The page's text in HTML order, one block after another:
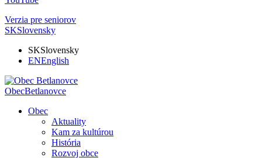
Verzia pre seniorov
SKSlovensky
SKSlovensky
ENEnglish
ObecBetlanovce
Obec
Aktuality
Kam za kultúrou
História
Rozvoj obce